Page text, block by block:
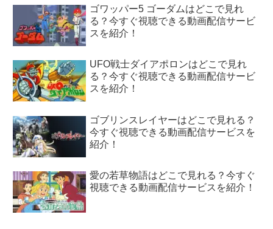
ゴワッパー5 ゴーダムはどこで見れ
る？今すぐ視聴できる動画配信サービ
スを紹介！
UFO戦士ダイアポロンはどこで見れ
る？今すぐ視聴できる動画配信サービ
スを紹介！
ゴブリンスレイヤーはどこで見れる？
今すぐ視聴できる動画配信サービスを
紹介！
愛の若草物語はどこで見れる？今すぐ
視聴できる動画配信サービスを紹介！